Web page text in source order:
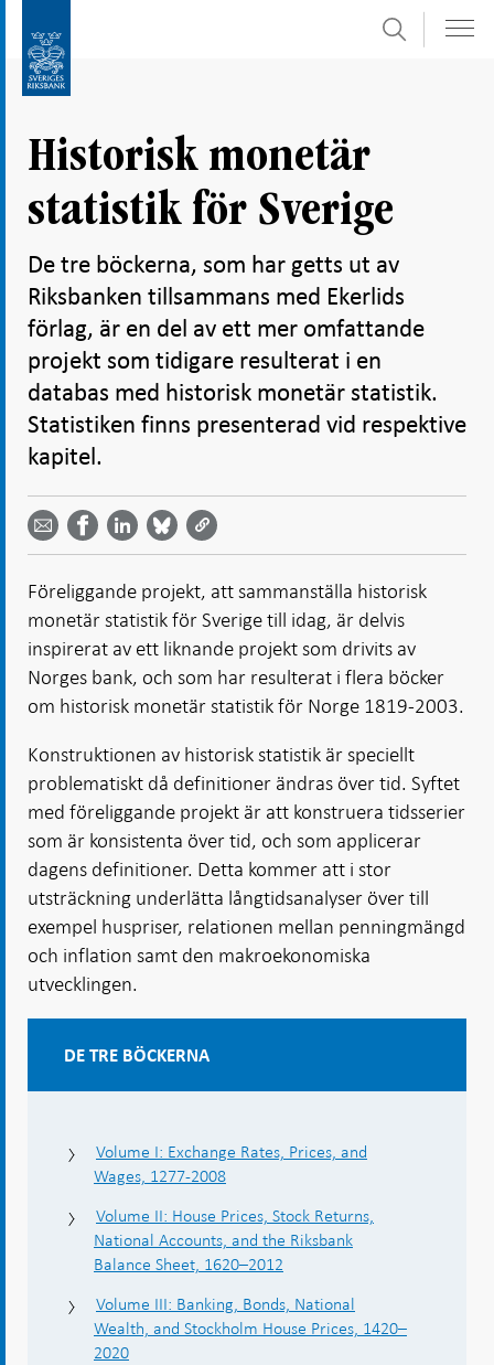
direkt
undersidor
Sök
Historisk monetär
statistik för Sverige
De tre böckerna, som har getts ut av
Riksbanken tillsammans med Ekerlids
förlag, är en del av ett mer omfattande
projekt som tidigare resulterat i en
databas med historisk monetär statistik.
Statistiken finns presenterad vid respektive
kapitel.
Dela
email -
Öppnas
i ny flik
Dela på
Facebook
- Öppnas
Dela på
LinkedIn
-
Öppnas
i ny flik
på
Bluesky
-
i ny flik
på
Twitter
-
i ny flik
Föreliggande projekt, att sammanställa historisk
monetär statistik för Sverige till idag, är delvis
inspirerat av ett liknande projekt som drivits av
Norges bank, och som har resulterat i flera böcker
om historisk monetär statistik för Norge 1819-2003.
Konstruktionen av historisk statistik är speciellt
problematiskt då definitioner ändras över tid. Syftet
med föreliggande projekt är att konstruera tidsserier
som är konsistenta över tid, och som applicerar
dagens definitioner. Detta kommer att i stor
utsträckning underlätta långtidsanalyser över till
exempel huspriser, relationen mellan penningmängd
och inflation samt den makroekonomiska
utvecklingen.
DE TRE BÖCKERNA
Volume I: Exchange Rates, Prices, and
Wages, 1277-2008
Volume II: House Prices, Stock Returns,
National Accounts, and the Riksbank
Balance Sheet, 1620–2012
Volume III: Banking, Bonds, National
Wealth, and Stockholm House Prices, 1420–
2020